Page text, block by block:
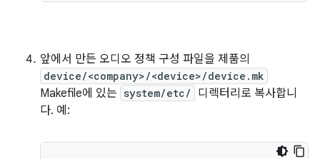
앞에서 만든 오디오 정책 구성 파일을 제품의
device/<company>/<device>/device.mk
Makefile에 있는 system/etc/
디렉터리로 복사합니
다. 예: